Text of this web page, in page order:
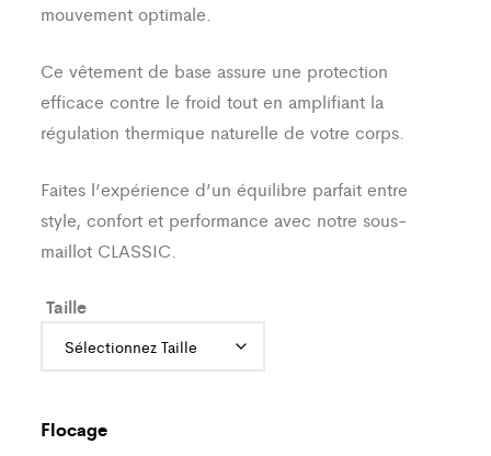
mouvement optimale.
Ce vêtement de base assure une protection
efficace contre le froid tout en amplifiant la
régulation thermique naturelle de votre corps.
Faites l’expérience d’un équilibre parfait entre
style, confort et performance avec notre sous-
maillot CLASSIC.
Taille
Flocage